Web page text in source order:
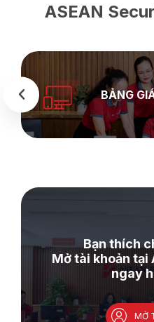
ASEAN
BẢNG
Bạn thích
Mở tài khoản tại
ngay
MỞ